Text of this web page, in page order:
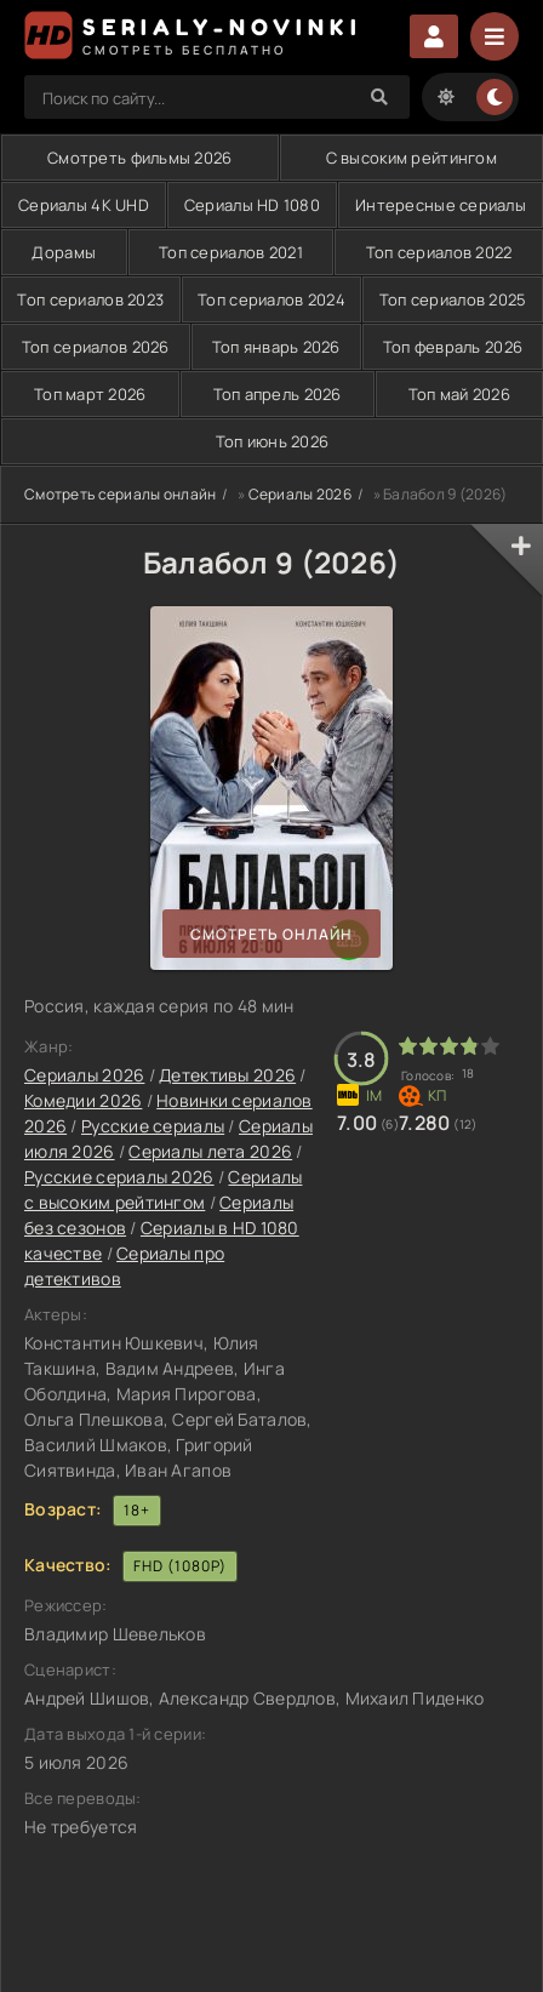
SERIALY-NOVINKI
СМОТРЕТЬ БЕСПЛАТНО
Смотреть фильмы 2026 С высоким рейтингом
Сериалы 4K UHD Сериалы HD 1080 Интересные сериалы
Дорамы Топ сериалов 2021 Топ сериалов 2022
Топ сериалов 2023 Топ сериалов 2024 Топ сериалов 2025
Топ сериалов 2026 Топ январь 2026 Топ февраль 2026
Топ март 2026 Топ апрель 2026 Топ май 2026
Топ июнь 2026
Смотреть сериалы онлайн » Сериалы 2026 » Балабол 9 (2026)
Балабол 9 (2026)
СМОТРЕТЬ ОНЛАЙН
Россия, каждая серия по 48 мин
Жанр:
Сериалы 2026 /Детективы 2026 /
Комедии 2026 / Новинки сериалов
2026 / Русские сериалы /Сериалы
июля 2026 /Сериалы лета 2026 /
Русские сериалы 2026 /Сериалы
с высоким рейтингом /Сериалы
без сезонов / Сериалы в HD 1080
качестве /Сериалы про
детективов
Актеры:
Константин Юшкевич, Юлия
Такшина, Вадим Андреев, Инга
Оболдина, Мария Пирогова,
Ольга Плешкова, Сергей Баталов,
Василий Шмаков, Григорий
Сиятвинда, Иван Агапов
Возраст:
18+
3.8
Голосов: 18
7.00 (6)7.280 (12)
Качество: FHD (1080P)
Режиссер:
Владимир Шевельков
Сценарист:
Андрей Шишов, Александр Свердлов, Михаил Пиденко
Дата выхода 1-й серии:
5 июля 2026
Все переводы:
Не требуется